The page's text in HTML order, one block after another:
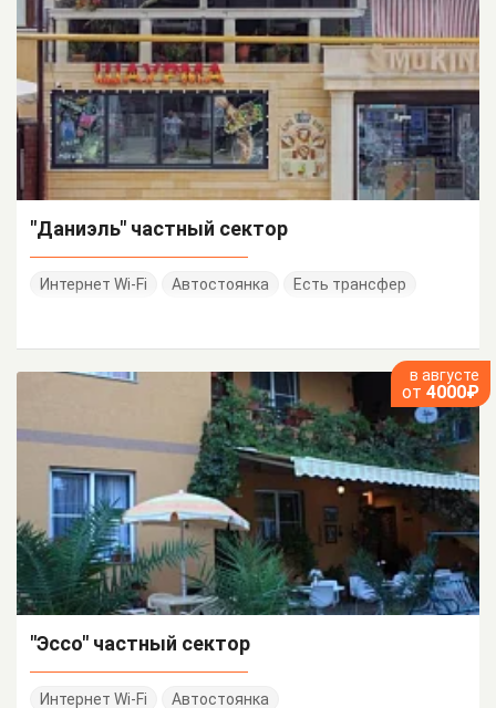
"Даниэль" частный сектор
Интернет Wi-Fi Автостоянка Есть трансфер
в августе
от 4000₽
"Эссо" частный сектор
Интернет Wi-Fi Автостоянка